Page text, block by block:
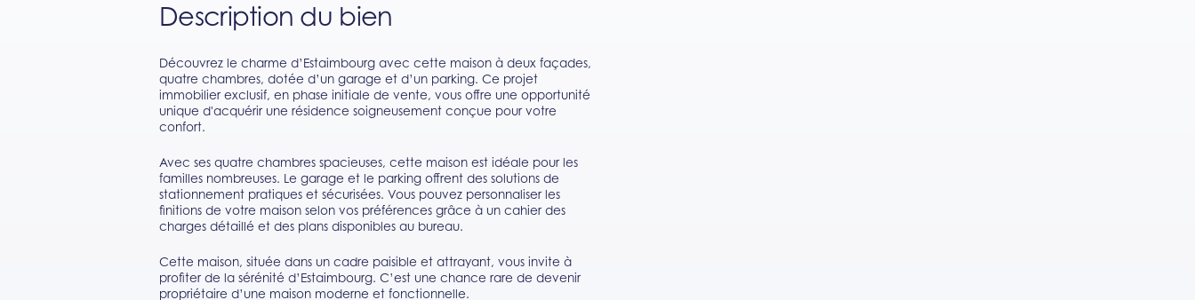
Description du bien
Découvrez le charme d’Estaimbourg avec cette maison à deux façades,
quatre chambres, dotée d’un garage et d’un parking. Ce projet
immobilier exclusif, en phase initiale de vente, vous offre une opportunité
unique d'acquérir une résidence soigneusement conçue pour votre
confort.
Avec ses quatre chambres spacieuses, cette maison est idéale pour les
familles nombreuses. Le garage et le parking offrent des solutions de
stationnement pratiques et sécurisées. Vous pouvez personnaliser les
finitions de votre maison selon vos préférences grâce à un cahier des
charges détaillé et des plans disponibles au bureau.
Cette maison, située dans un cadre paisible et attrayant, vous invite à
profiter de la sérénité d’Estaimbourg. C’est une chance rare de devenir
propriétaire d’une maison moderne et fonctionnelle.